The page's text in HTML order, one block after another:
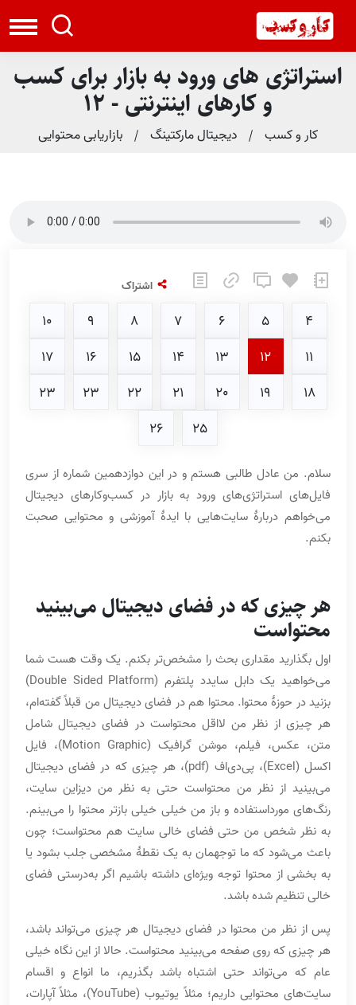
استراتژی های ورود به بازار برای کسب
و کارهای اینترنتی - 12
کار و کسب دیجیتال مارکتینگ بازاریابی محتوایی
اشتراک
4
5
6
7
8
9
10
11
12
13
14
15
16
17
18
19
20
21
22
23
23
25
26
سلام. من عادل طالبی هستم و در این دوازدهمین شماره از سری
فایل‌های استراتژی‌های ورود به بازار در کسب‌وکارهای دیجیتال
می‌خواهم دربارۀ سایت‌هایی با ایدۀ آموزشی و محتوایی صحبت
بکنم.
هر چیزی که در فضای دیجیتال می‌بینید
محتواست
اول بگذارید مقداری بحث را مشخص‌تر بکنم. یک وقت هست شما
می‌خواهید یک دابل سایدد پلتفرم (Double Sided Platform)
بزنید در حوزۀ محتوا. محتوا هم در فضای دیجیتال من قبلاً گفته‌ام،
هر چیزی از نظر من لااقل محتواست در فضای دیجیتال شامل
متن، عکس، فیلم، موشن گرافیک (Motion Graphic)، فایل
اکسل (Excel)، پی‌دی‌اف (pdf)، هر چیزی که در فضای دیجیتال
می‌بینید از نظر من محتواست حتی به نظر من دیزاین سایت،
رنگ‌های مورداستفاده و باز من خیلی خیلی بازتر محتوا را می‌بینم.
به نظر شخص من حتی فضای خالی سایت هم محتواست؛ چون
باعث می‌شود که ما توجهمان به یک نقطۀ مشخصی جلب بشود یا
به بخشی از محتوا توجه ویژه‌ای داشته باشیم اگر به‌درستی فضای
خالی تنظیم شده باشد.
پس از نظر من محتوا در فضای دیجیتال هر چیزی می‌تواند باشد،
هر چیزی که روی صفحه می‌بینید محتواست. حالا از این نگاه خیلی
عام که می‌تواند حتی اشتباه باشد بگذریم، ما انواع و اقسام
سایت‌های محتوایی داریم؛ مثلاً یوتیوب (YouTube)، مثلاً آپارات،